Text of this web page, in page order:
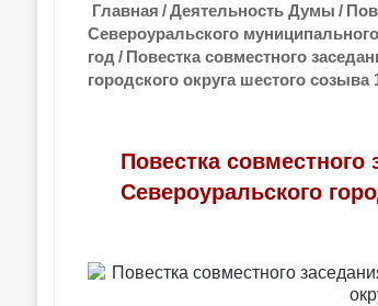
Главная / Деятельность Думы /
Североуральского
год / Повестка совместного
городского округа шестого созыва
Повестка
Североуральского